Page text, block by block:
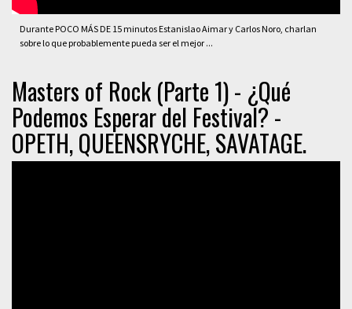
Durante POCO MÁS DE 15 minutos Estanislao Aimar y Carlos Noro, charlan
sobre lo que probablemente pueda ser el mejor ...
Masters of Rock (Parte 1) - ¿Qué
Podemos Esperar del Festival? -
OPETH, QUEENSRYCHE, SAVATAGE.